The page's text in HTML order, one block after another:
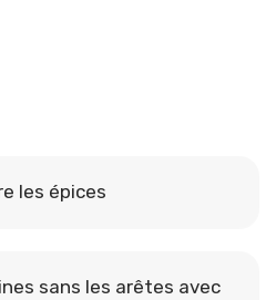
les épices
sans les arêtes avec